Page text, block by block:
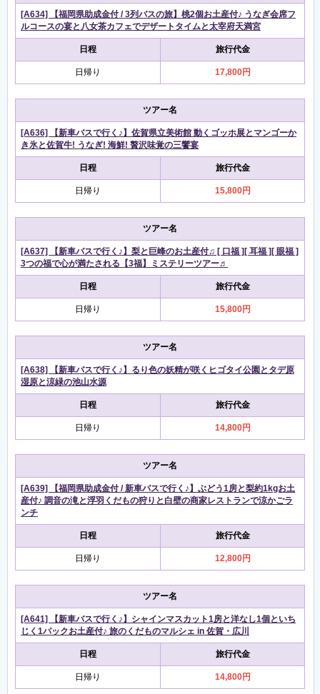
[A634] 【福岡県助成金付 / 3列バスの旅】桃2個お土産付♪ うなぎ会席フ
ルコースの宴と八女茶カフェでデザートタイムと太宰府天満宮
日程 旅行代金
日帰り 17,800円
ツアー名
[A636] 【新車バスで行く♪】佐賀県立美術館 動くゴッホ展とマンゴーか
き氷と佐賀牛! うなぎ! 海鮮! 贅沢味覚の三饗宴
日程 旅行代金
日帰り 15,800円
ツアー名
[A637] 【新車バスで行く♪】梨と巨峰のお土産付♫ [ 口福 ][ 耳福 ][ 眼福 ]
3つの福で心が満たされる【3福】ミステリーツアー♬
日程 旅行代金
日帰り 15,800円
ツアー名
[A638] 【新車バスで行く♪】るり色の妖精が咲くヒゴタイ公園とタデ原
湿原と涼緑の池山水源
日程 旅行代金
日帰り 14,800円
ツアー名
[A639] 【福岡県助成金付 / 新車バスで行く♪】ぶどう1房と梨約1kgお土
産付♪ 調音の滝と浮羽くだもの狩りと白壁の商家レストランで涼かごラ
ンチ
日程 旅行代金
日帰り 12,800円
ツアー名
[A641] 【新車バスで行く♪】シャインマスカット1房と洋なし1個といち
じく1パックお土産付♪ 旅のくだものマルシェ in 佐賀・広川
日程 旅行代金
日帰り 14,800円